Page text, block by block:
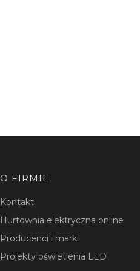
O FIRMIE
Kontakt
Hurtownia elektryczna online
Producenci i marki
Projekty oświetlenia LED